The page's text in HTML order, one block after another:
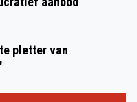
pletter van